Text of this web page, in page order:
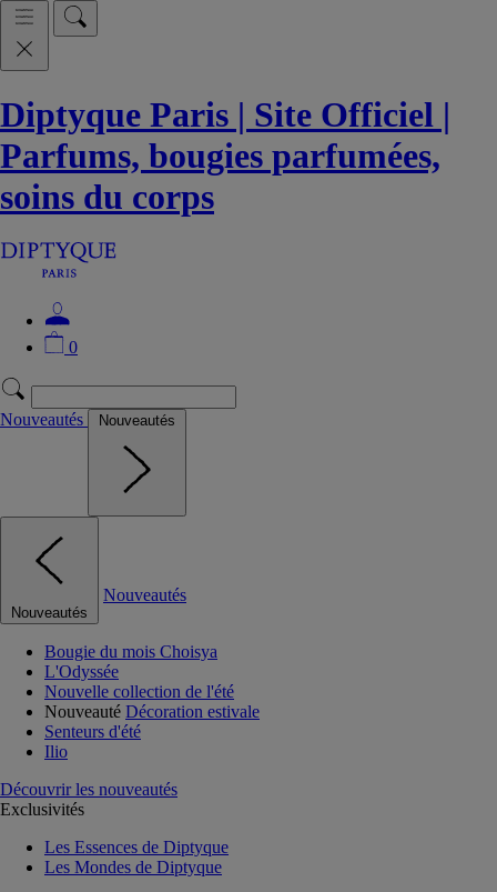
Diptyque Paris | Site Officiel |
Parfums, bougies parfumées,
soins du corps
0
Nouveautés Nouveautés
Nouveautés
Nouveautés
Bougie du mois Choisya
L'Odyssée
Nouvelle collection de l'été
Nouveauté Décoration estivale
Senteurs d'été
Ilio
Découvrir les nouveautés
Exclusivités
Les Essences de Diptyque
Les Mondes de Diptyque